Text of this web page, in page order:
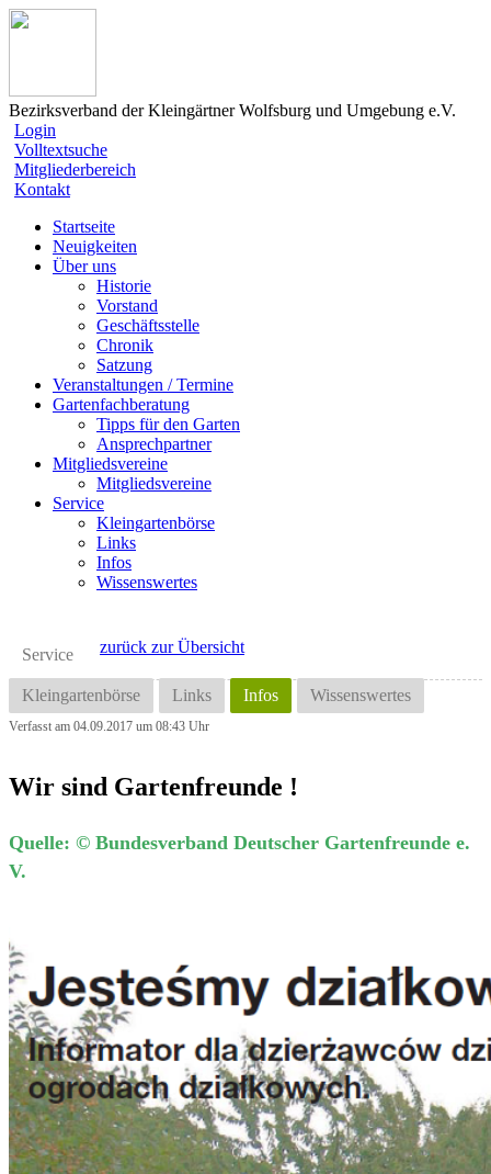
Bezirksverband der Kleingärtner Wolfsburg und Umgebung e.V.
Login
Volltextsuche
Mitgliederbereich
Kontakt
Startseite
Neuigkeiten
Über uns
Historie
Vorstand
Geschäftsstelle
Chronik
Satzung
Veranstaltungen / Termine
Gartenfachberatung
Tipps für den Garten
Ansprechpartner
Mitgliedsvereine
Mitgliedsvereine
Service
Kleingartenbörse
Links
Infos
Wissenswertes
Service
Kleingartenbörse Links Infos Wissenswertes
zurück zur Übersicht
Verfasst am 04.09.2017 um 08:43 Uhr
Wir sind Gartenfreunde !
Quelle: © Bundesverband Deutscher Gartenfreunde e.
V.